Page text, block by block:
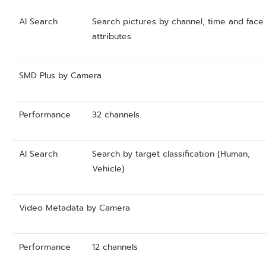
AI Search
Search pictures by channel, time and face
attributes
SMD Plus by Camera
Performance 32 channels
AI Search
Search by target classification (Human,
Vehicle)
Video Metadata by Camera
Performance 12 channels